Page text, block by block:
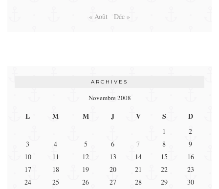
« Août Déc »
ARCHIVES
Novembre 2008
L M M J V S D
1
2
3
4 5 6 7 8
9
10
11 12 13 14 15
16
17
18 19 20 21 22
23
24
25 26 27 28 29 30